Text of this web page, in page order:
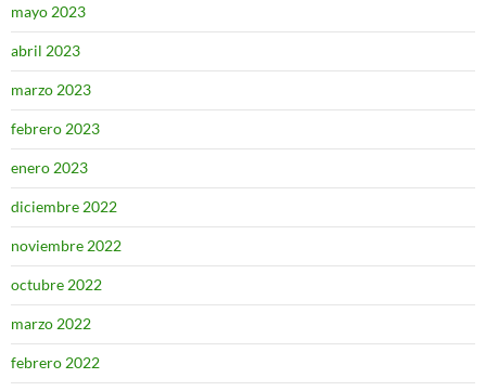
mayo 2023
abril 2023
marzo 2023
febrero 2023
enero 2023
diciembre 2022
noviembre 2022
octubre 2022
marzo 2022
febrero 2022